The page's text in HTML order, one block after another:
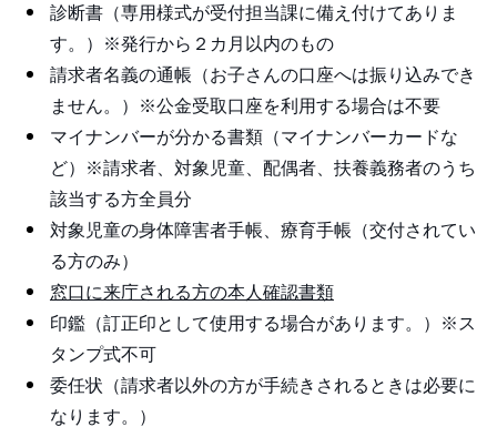
診断書（専用様式が受付担当課に備え付けてありま
す。）※発行から２カ月以内のもの
請求者名義の通帳（お子さんの口座へは振り込みでき
ません。）※公金受取口座を利用する場合は不要
マイナンバーが分かる書類（マイナンバーカードな
ど）※請求者、対象児童、配偶者、扶養義務者のうち
該当する方全員分
対象児童の身体障害者手帳、療育手帳（交付されてい
る方のみ）
窓口に来庁される方の本人確認書類
印鑑（訂正印として使用する場合があります。）※ス
タンプ式不可
委任状（請求者以外の方が手続きされるときは必要に
なります。）